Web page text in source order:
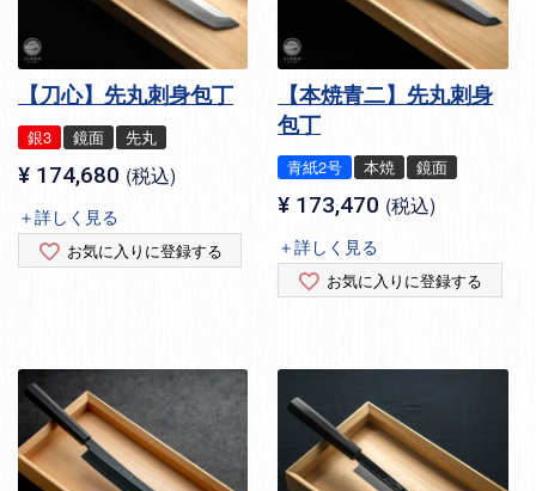
【刀心】先丸刺身包丁
銀3 鏡面 先丸
¥ 174,680 税込
＋詳しく見る
お気に入りに登録する
【本焼青二】先丸刺身
包丁
青紙2号 本焼 鏡面
¥ 173,470 税込
＋詳しく見る
お気に入りに登録する